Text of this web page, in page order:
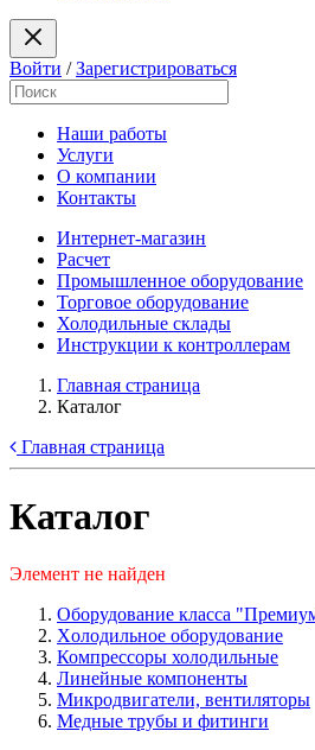
Войти /Зарегистрироваться
Наши работы
Услуги
О компании
Контакты
Интернет-магазин
Расчет
Промышленное оборудование
Торговое оборудование
Холодильные склады
Инструкции к контроллерам
Главная страница
Каталог
Главная страница
Каталог
Элемент не найден
Оборудование класса
Xолодильное оборудование
Компрессоры холодильные
Линейные компоненты
Микродвигатели, вентиляторы
Медные трубы и фитинги